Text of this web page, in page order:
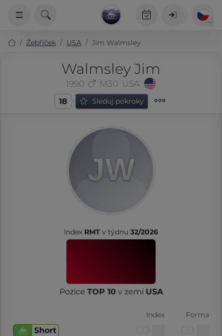
Žebříček USA Jim Walmsley
Walmsley Jim
1990 M30 USA
18 Sleduj pokroky
Index RMT v týdnu 32/2026
Pozice TOP 10 v zemi USA
Index Forma
Short